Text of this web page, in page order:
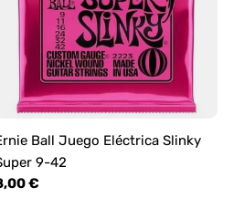
Ball Juego Eléctrica Slinky
9-42
€